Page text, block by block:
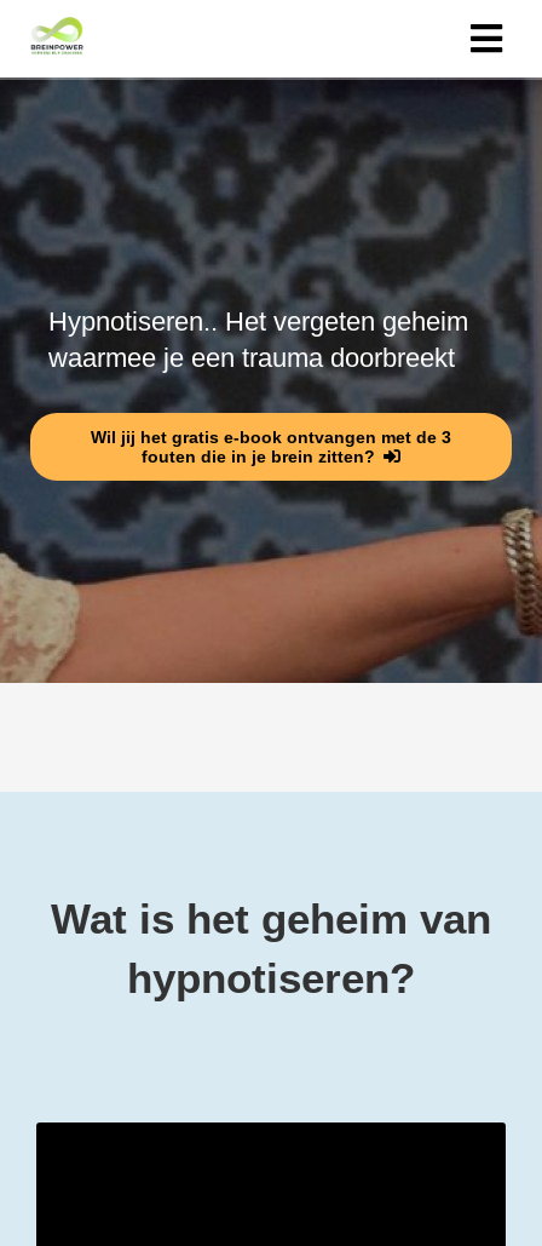
Hypnotiseren.. Het vergeten geheim
waarmee je een trauma doorbreekt
Wil jij het gratis e-book ontvangen met de 3
fouten die in je brein zitten?
Wat is het geheim van
hypnotiseren?